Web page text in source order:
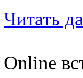
Читать
Online